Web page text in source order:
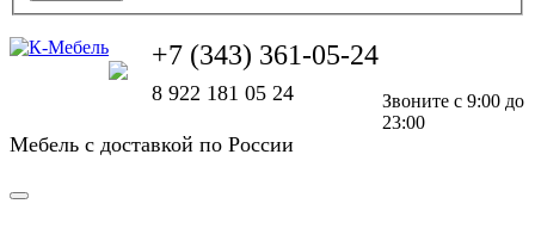
Звоните с 9:00 до
23:00
+7 (343) 361-05-24
8 922 181 05 24
Мебель с доставкой по России